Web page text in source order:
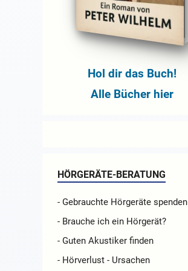
Hol dir das Buch!
Alle Bücher hier
HÖRGERÄTE-BERATUNG
- Gebrauchte Hörgeräte spenden
- Brauche ich ein Hörgerät?
- Guten Akustiker finden
- Hörverlust - Ursachen